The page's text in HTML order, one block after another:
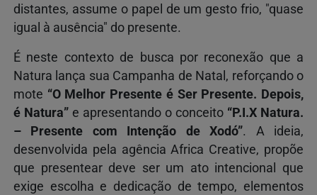
distantes, assume o papel de um gesto frio, "quase
igual à ausência" do presente.
É neste contexto de busca por reconexão que a
Natura lança sua Campanha de Natal, reforçando o
mote “O Melhor Presente é Ser Presente. Depois,
é Natura” e apresentando o conceito “P.I.X Natura.
– Presente com Intenção de Xodó”. A ideia,
desenvolvida pela agência Africa Creative, propõe
que presentear deve ser um ato intencional que
exige escolha e dedicação de tempo, elementos